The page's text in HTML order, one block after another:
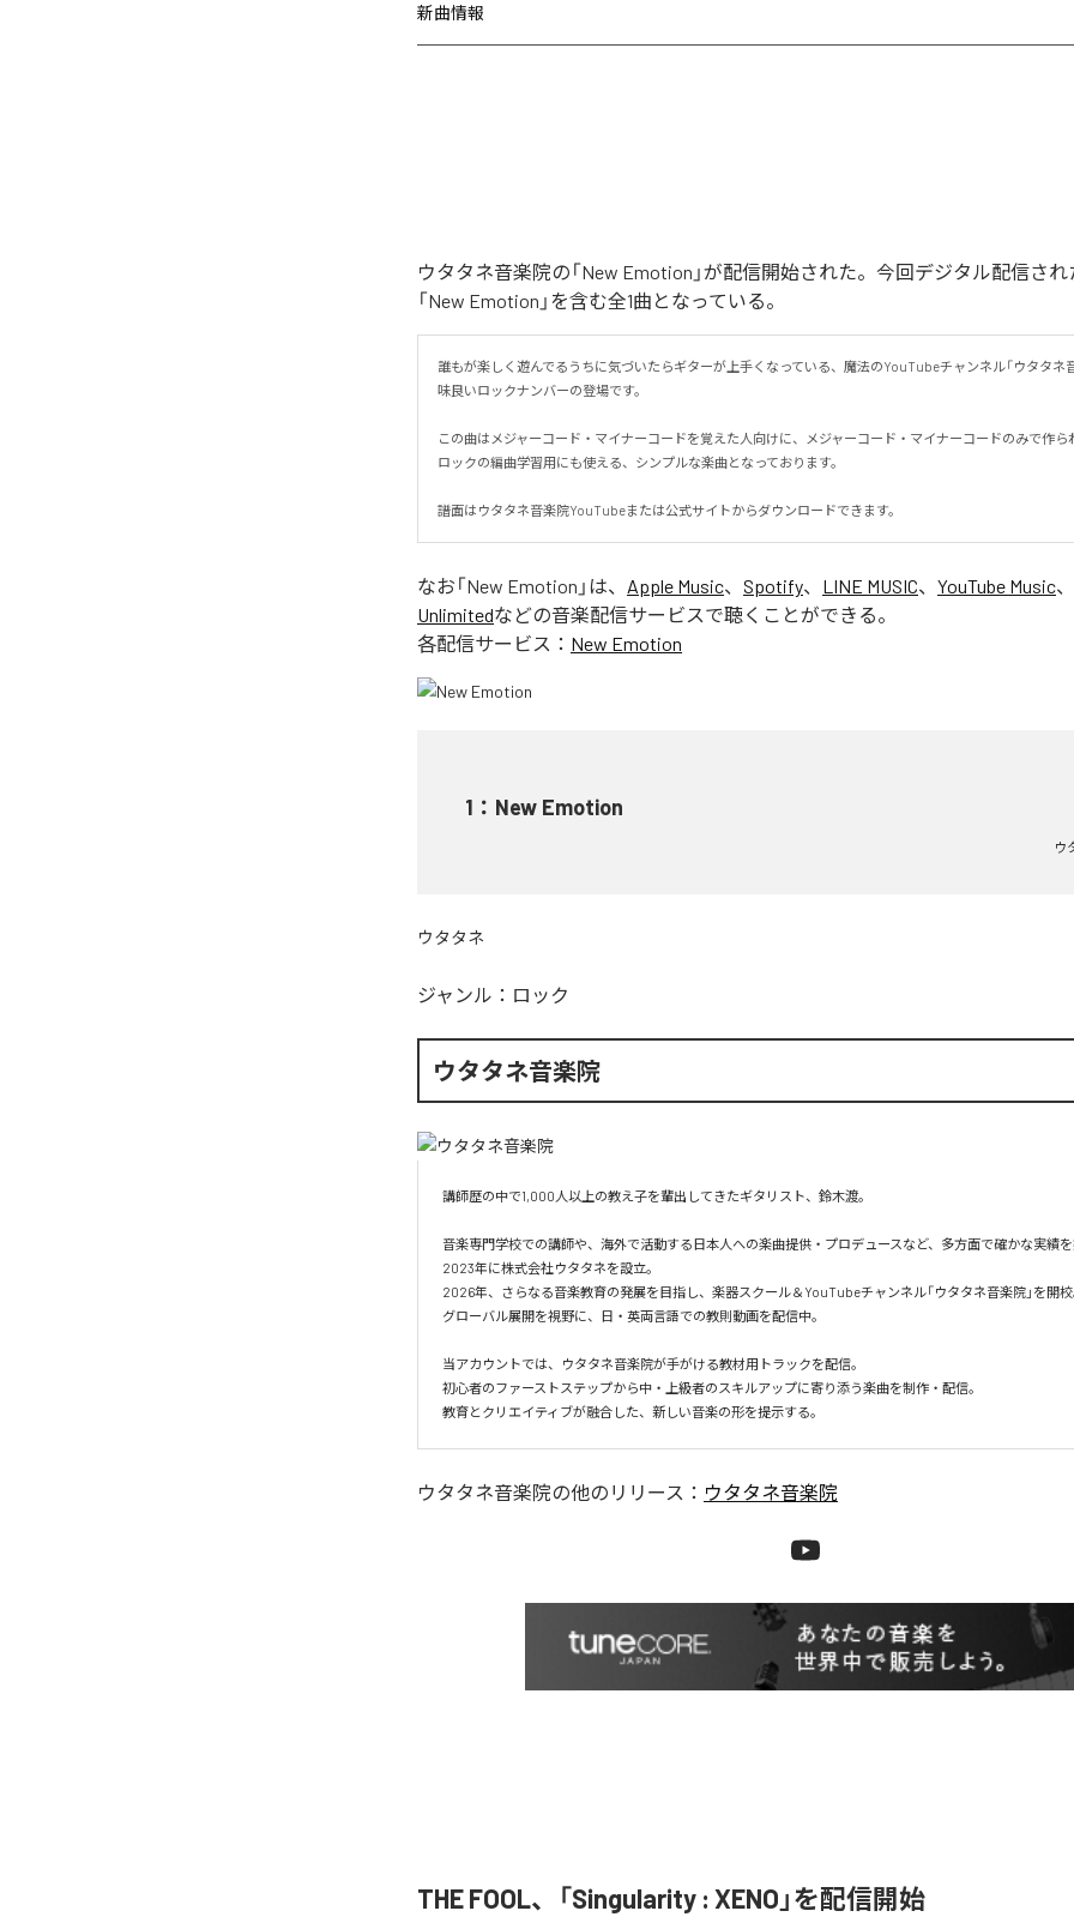
新曲情報
ウタタネ音楽院の「New Emotion」が配信開始された。今回デジタル配信され
「New Emotion」を含む全1曲となっている。
誰もが楽しく遊んでるうちに気づいたらギターが上手くなっている、魔法のYouTubeチャンネル「ウタタネ
味良いロックナンバーの登場です。
この曲はメジャーコード・マイナーコードを覚えた人向けに、メジャーコード・マイナーコードのみで作ら
ロックの編曲学習用にも使える、シンプルな楽曲となっております。
譜面はウタタネ音楽院YouTubeまたは公式サイトからダウンロードできます。
なお「New Emotion 」は、 Apple Music、 Spotify、 LINE MUSIC、 YouTube Music、
Unlimitedなどの音楽配信サービスで聴くことができる。
各配信サービス： New Emotion
1 ： New Emotion
ウ
ウタタネ
ジャンル： ロック
ウタタネ音楽院
講師歴の中で1,000人以上の教え子を輩出してきたギタリスト、鈴木渡。
音楽専門学校での講師や、海外で活動する日本人への楽曲提供・プロデュースなど、多方面で確かな実績を
2023年に株式会社ウタタネを設立。
2026年、さらなる音楽教育の発展を目指し、楽器スクール＆YouTubeチャンネル「ウタタネ音楽院」を開
グローバル展開を視野に、日・英両言語での教則動画を配信中。
当アカウントでは、ウタタネ音楽院が手がける教材用トラックを配信。
初心者のファーストステップから中・上級者のスキルアップに寄り添う楽曲を制作・配信。
ウタタネ音楽院の他のリリース： ウタタネ音楽院
THE FOOL、「Singularity : XENO」を配信開始